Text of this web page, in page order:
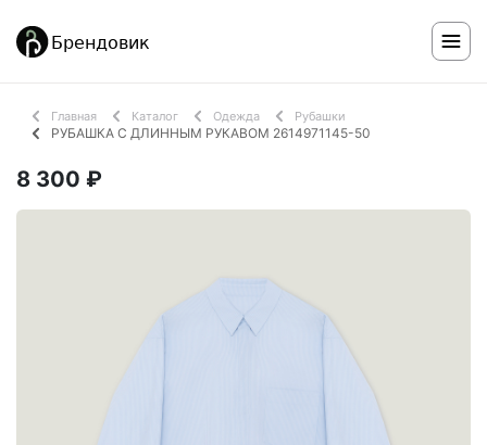
Главная Каталог Одежда Рубашки
РУБАШКА С ДЛИННЫМ РУКАВОМ 2614971145-50
8 300 ₽